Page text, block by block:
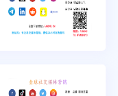
更多